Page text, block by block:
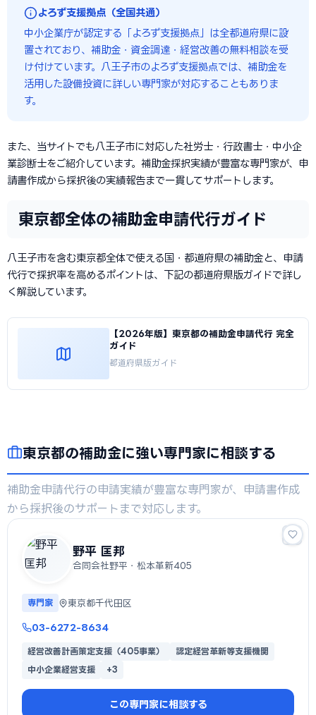
よろず支援拠点（全国共通）
中小企業庁が認定する「よろず支援拠点」は全都道府県に設
置されており、補助金・資金調達・経営改善の無料相談を受
け付けています。八王子市のよろず支援拠点では、補助金を
活用した設備投資に詳しい専門家が対応することもありま
す。
また、当サイトでも八王子市に対応した社労士・行政書士・中小企
業診断士をご紹介しています。補助金採択実績が豊富な専門家が、申
請書作成から採択後の実績報告まで一貫してサポートします。
東京都全体の補助金申請代行ガイド
八王子市を含む東京都全体で使える国・都道府県の補助金と、申請
代行で採択率を高めるポイントは、下記の都道府県版ガイドで詳し
く解説しています。
【2026年版】東京都の補助金申請代行 完全
ガイド
都道府県版ガイド
東京都の補助金に強い専門家に相談する
補助金申請代行の申請実績が豊富な専門家が、申請書作成
から採択後のサポートまで対応します。
野平 匡邦
合同会社野平・松本革新405
専門家 東京都千代田区
03-6272-8634
経営改善計画策定支援（405事業）
認定経営革新等支援機関
中小企業経営支援
+3
この専門家に相談する